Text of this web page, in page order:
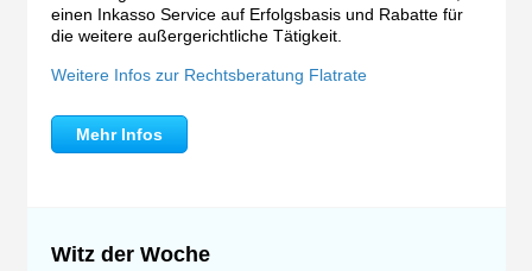
einen Inkasso Service auf Erfolgsbasis und Rabatte für
die weitere außergerichtliche Tätigkeit.
Weitere Infos zur Rechtsberatung Flatrate
Mehr Infos
Witz der Woche